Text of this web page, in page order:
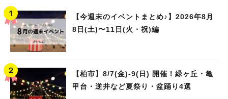
【今週末のイベントまとめ♪】2026年8月
8日(土)〜11日(火・祝)編
【柏市】8/7(金)‐9(日) 開催！緑ヶ丘・亀
甲台・逆井など夏祭り・盆踊り4選